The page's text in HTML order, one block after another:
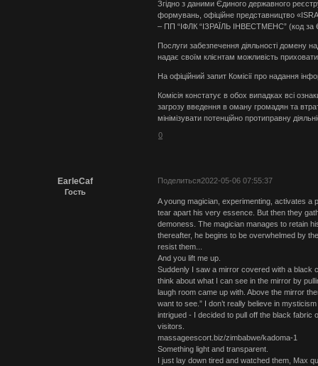
Згідно з даними Єдиного державного
формувань, офіційне представництво
– ПП “ІФЛК “ІЗРАЇЛЬ ІНВЕСТМЕНС” (код
Послуги забезпечення діяльності домену
надає своїм клієнтам можливість
На офіційний запит Комісії про надання
Комісія констатує в обох випадках всі
загрозу введення в оману громадян та
мінімізувати потенційно протиправну
0
Поделиться2022-05-06 07:55:37
EarleCaf
Гость
A young magician, experimenting, activates
tear apart his very essence. But then they
demoness. The magician manages to retain
thereafter, he begins to be overwhelmed by
resist them...
And you lift me up.
Suddenly I saw a mirror covered with a black
think about what I can see in the mirror by
laugh room came up with. Above the mirror
want to see.” I don’t really believe in
intrigued - I decided to pull off the black
visitors.
massageescort.biz/zimbabwe/kadoma-1
Something light and transparent.
I just lay down tired and watched them, Max